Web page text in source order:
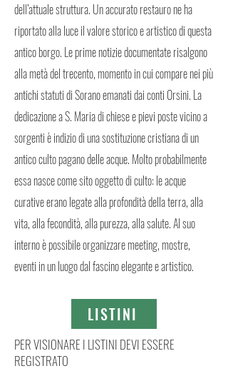
dell’attuale struttura. Un accurato restauro ne ha
riportato alla luce il valore storico e artistico di questa
antico borgo. Le prime notizie documentate risalgono
alla metà del trecento, momento in cui compare nei più
antichi statuti di Sorano emanati dai conti Orsini. La
dedicazione a S. Maria di chiese e pievi poste vicino a
sorgenti è indizio di una sostituzione cristiana di un
antico culto pagano delle acque. Molto probabilmente
essa nasce come sito oggetto di culto: le acque
curative erano legate alla profondità della terra, alla
vita, alla fecondità, alla purezza, alla salute. Al suo
interno è possibile organizzare meeting, mostre,
eventi in un luogo dal fascino elegante e artistico.
LISTINI
PER VISIONARE I LISTINI DEVI ESSERE
REGISTRATO